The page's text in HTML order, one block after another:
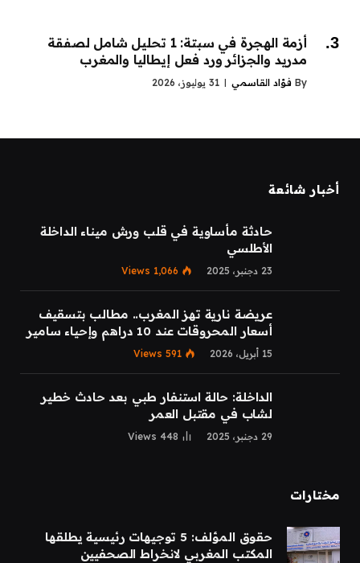
أزمة الهجرة في سبتة: 1 تحليل شامل لصفقة
مدريد والجزائر ورد فعل إيطاليا والمغرب
By فؤاد القاسمي 31 يوليوز، 2026
أخبار شائعة
حادثة مأساوية في قلب ورش ميناء الداخلة
الأطلسي
23 دجنبر، 2025 1,066
Views
عريضة نارية تهز المغرب.. مطالب بتسقيف
أسعار المحروقات عند 10 دراهم وإحياء سامير
15 أبريل، 2026 591
Views
الداخلة: حالة استنفار طبي بعد حادث خطير
لشاب في مقتبل العمر
29 دجنبر، 2025 448
Views
مختارات
حقوق المؤلف: 5 توجيهات رئيسية يطلقها
المكتب المغربي لانخراط الصحفيين